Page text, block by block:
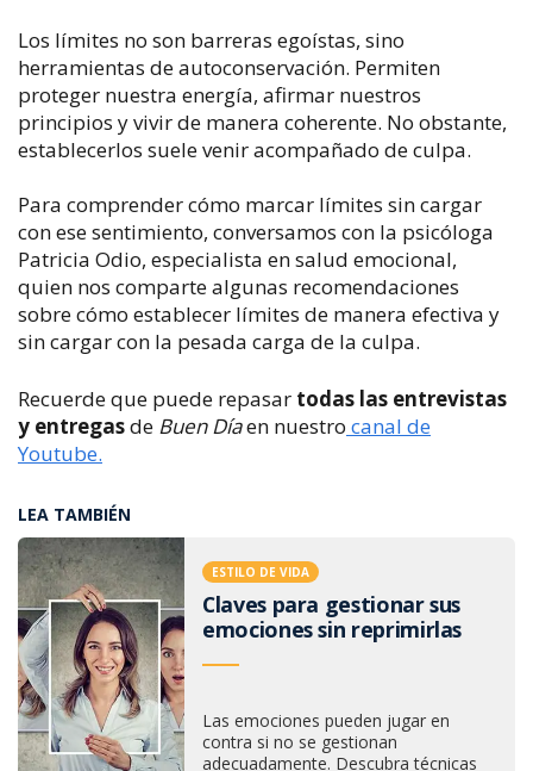
Los límites no son barreras egoístas, sino
herramientas de autoconservación. Permiten
proteger nuestra energía, afirmar nuestros
principios y vivir de manera coherente. No obstante,
establecerlos suele venir acompañado de culpa.
Para comprender cómo marcar límites sin cargar
con ese sentimiento, conversamos con la psicóloga
Patricia Odio, especialista en salud emocional,
quien nos comparte algunas recomendaciones
sobre cómo establecer límites de manera efectiva y
sin cargar con la pesada carga de la culpa.
Recuerde que puede repasar todas las entrevistas
y entregasde Buen Díaen nuestro canal de
Youtube.
LEA TAMBIÉN
ESTILO DE VIDA
Claves para gestionar sus
emociones sin reprimirlas
Las emociones pueden jugar en
contra si no se gestionan
adecuadamente. Descubra técnicas